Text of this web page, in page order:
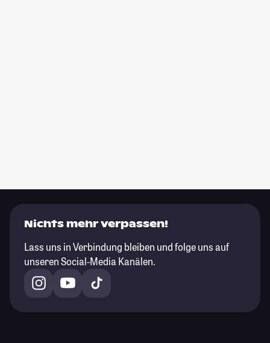
Nichts mehr verpassen!
Lass uns in Verbindung bleiben und folge uns auf
unseren Social-Media Kanälen.